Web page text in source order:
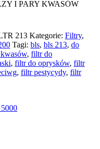
I PARY KWASÓW
213 Kategorie: Filtry,
Tagi: bls, bls 213, do
, filtr do
, filtr do oprysków, filtr
, filtr pestycydy, filtr